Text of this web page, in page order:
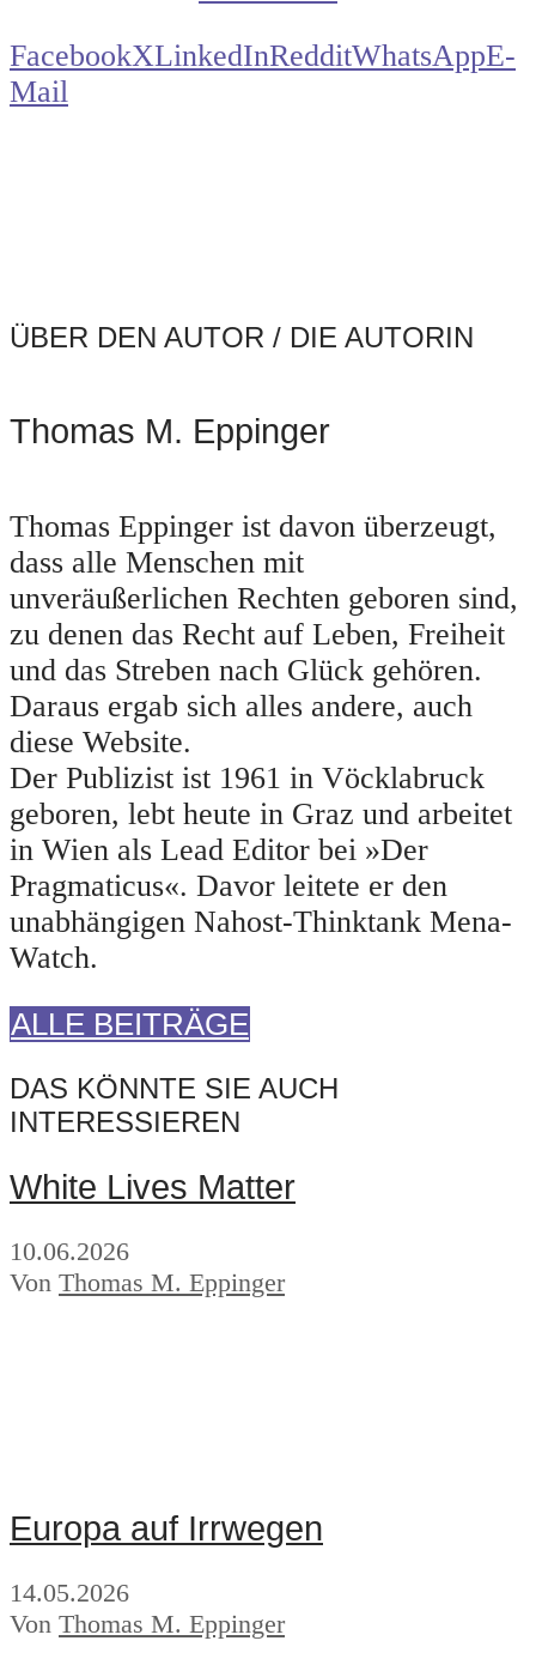
FacebookXLinkedInRedditWhatsAppE-
Mail
ÜBER DEN AUTOR / DIE AUTORIN
Thomas M. Eppinger
Thomas Eppinger ist davon überzeugt,
dass alle Menschen mit
unveräußerlichen Rechten geboren sind,
zu denen das Recht auf Leben, Freiheit
und das Streben nach Glück gehören.
Daraus ergab sich alles andere, auch
diese Website.
Der Publizist ist 1961 in Vöcklabruck
geboren, lebt heute in Graz und arbeitet
in Wien als Lead Editor bei »Der
Pragmaticus«. Davor leitete er den
unabhängigen Nahost-Thinktank Mena-
Watch.
ALLE BEITRÄGE
DAS KÖNNTE SIE AUCH
INTERESSIEREN
White Lives Matter
10.06.2026
Von Thomas M. Eppinger
Europa auf Irrwegen
14.05.2026
Von Thomas M. Eppinger